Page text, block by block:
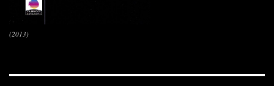
(2013)